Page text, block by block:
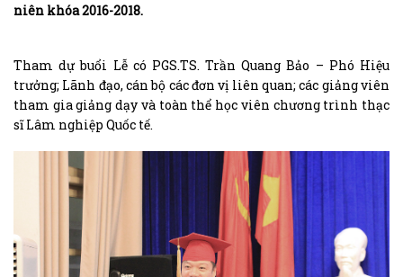
niên khóa 2016-2018.
Tham dự buổi Lễ có PGS.TS. Trần Quang Bảo – Phó Hiệu
trưởng; Lãnh đạo, cán bộ các đơn vị liên quan; các giảng viên
tham gia giảng dạy và toàn thể học viên chương trình thạc
sĩ Lâm nghiệp Quốc tế.